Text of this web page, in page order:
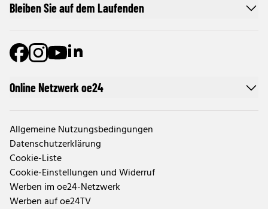
Online Netzwerk oe24
Allgemeine Nutzungsbedingungen
Datenschutzerklärung
Cookie-Liste
Cookie-Einstellungen und Widerruf
Werben im oe24-Netzwerk
Werben auf oe24TV
Bleiben Sie auf dem Laufenden